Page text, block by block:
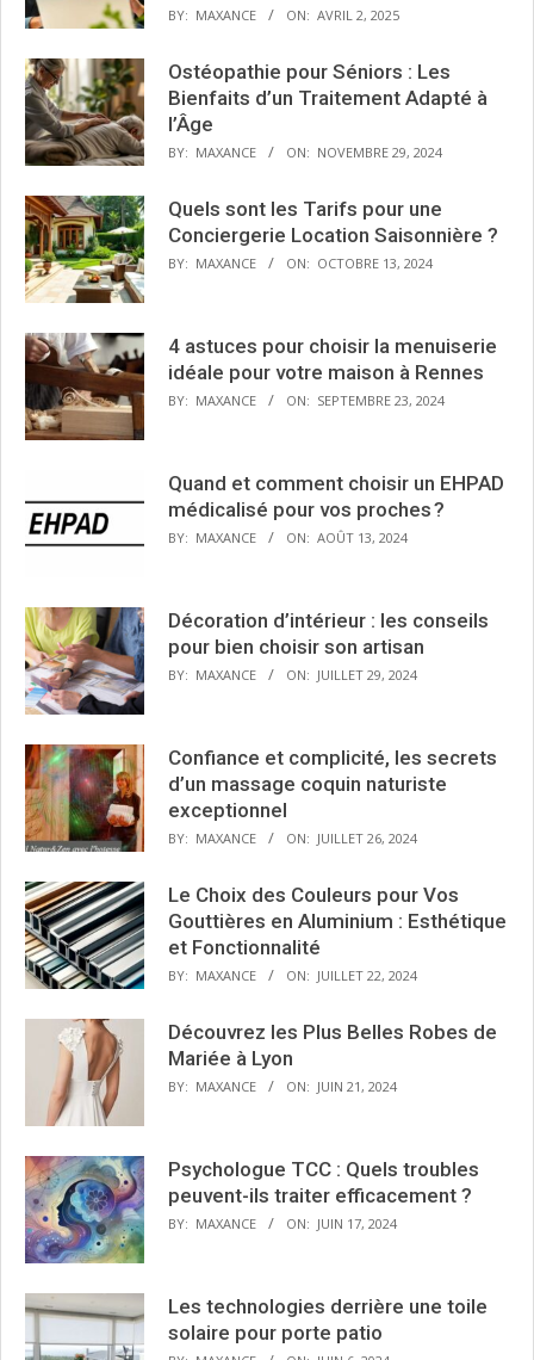
BY: MAXANCE ON: AVRIL 2, 2025
Ostéopathie pour Séniors : Les
Bienfaits d’un Traitement Adapté à
l’Âge
BY: MAXANCE ON: NOVEMBRE 29, 2024
Quels sont les Tarifs pour une
Conciergerie Location Saisonnière ?
BY: MAXANCE ON: OCTOBRE 13, 2024
4 astuces pour choisir la menuiserie
idéale pour votre maison à Rennes
BY: MAXANCE ON: SEPTEMBRE 23, 2024
Quand et comment choisir un EHPAD
médicalisé pour vos proches ?
BY: MAXANCE ON: AOÛT 13, 2024
Décoration d’intérieur : les conseils
pour bien choisir son artisan
BY: MAXANCE ON: JUILLET 29, 2024
Confiance et complicité, les secrets
d’un massage coquin naturiste
exceptionnel
BY: MAXANCE ON: JUILLET 26, 2024
Le Choix des Couleurs pour Vos
Gouttières en Aluminium : Esthétique
et Fonctionnalité
BY: MAXANCE ON: JUILLET 22, 2024
Découvrez les Plus Belles Robes de
Mariée à Lyon
BY: MAXANCE ON: JUIN 21, 2024
Psychologue TCC : Quels troubles
peuvent-ils traiter efficacement ?
BY: MAXANCE ON: JUIN 17, 2024
Les technologies derrière une toile
solaire pour porte patio